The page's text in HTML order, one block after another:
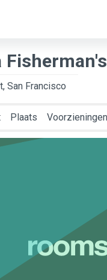
San Francisco
Plaats Voorzieningen